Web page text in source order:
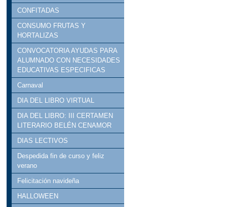
CONFITADAS
CONSUMO FRUTAS Y
HORTALIZAS
CONVOCATORIA AYUDAS PARA
ALUMNADO CON NECESIDADES
EDUCATIVAS ESPECIFICAS
Carnaval
DIA DEL LIBRO VIRTUAL
DIA DEL LIBRO: III CERTAMEN
LITERARIO BELÉN CENAMOR
DIAS LECTIVOS
Despedida fin de curso y feliz
verano
Felicitación navideña
HALLOWEEN